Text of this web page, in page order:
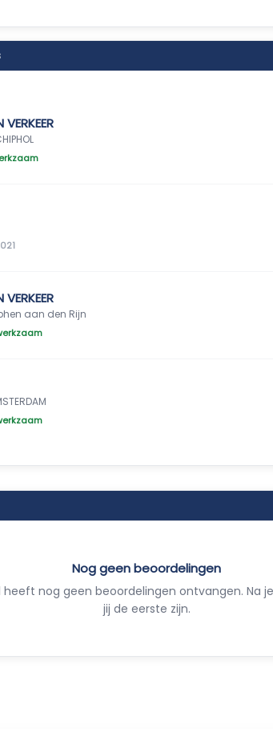
VERKEER
VERKEER
aan den Rijn
Nog geen beoordelingen
heeft nog geen beoordelingen ontvangen. Na
jij de eerste zijn.